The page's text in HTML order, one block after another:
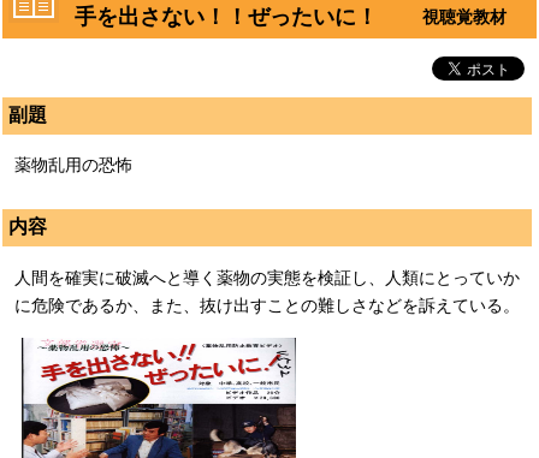
手を出さない！！ぜったいに！ 視聴覚教材
副題
薬物乱用の恐怖
内容
人間を確実に破滅へと導く薬物の実態を検証し、人類にとっていか
に危険であるか、また、抜け出すことの難しさなどを訴えている。